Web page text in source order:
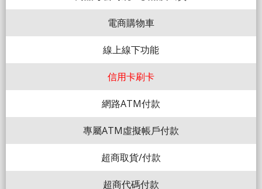
電商購物車
線上線下功能
信用卡刷卡
網路ATM付款
專屬ATM虛擬帳戶付款
超商取貨/付款
超商代碼付款